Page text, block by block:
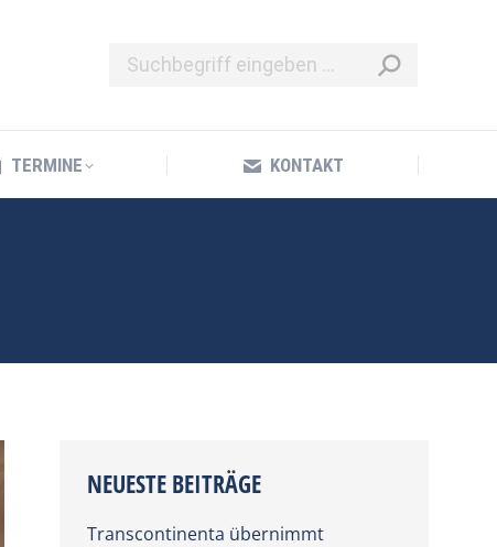
TERMINE KONTAKT
NEUESTE BEITRÄGE
Transcontinenta übernimmt